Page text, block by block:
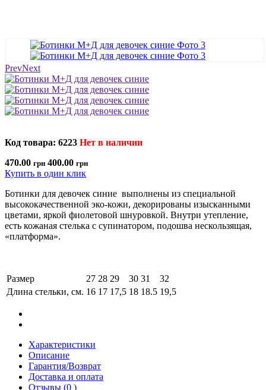
PrevNext
Код товара: 6223 Нет в наличии
470.00 грн 400.00 грн
Купить в один клик
Ботинки для девочек синие выполнены из специальной
высококачественной эко-кожи, декорированы изысканными
цветами, яркой фиолетовой шнуровкой. Внутри утепление,
есть кожаная стелька с супинатором, подошва нескользящая,
«платформа».
Размер 27 28 29 30 31
32
Длина стельки, см. 16 17 17,5 18 18.5 19,5
Характеристики
Описание
Гарантия/Возврат
Доставка и оплата
Отзывы (0 )